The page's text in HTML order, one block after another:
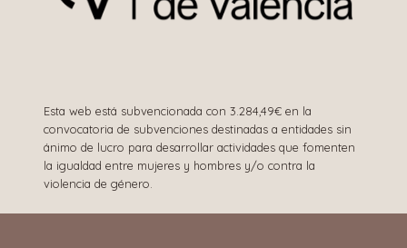
Esta web está subvencionada con 3.284,49€ en la
convocatoria de subvenciones destinadas a entidades sin
ánimo de lucro para desarrollar actividades que fomenten
la igualdad entre mujeres y hombres y/o contra la
violencia de género.